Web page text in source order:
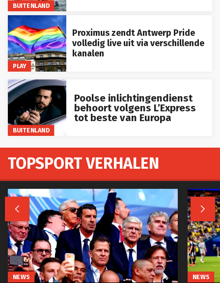
BUITENLAND
PLAY
Proximus zendt Antwerp Pride
volledig live uit via verschillende
kanalen
BUITENLAND
Poolse inlichtingendienst
behoort volgens L’Express
tot beste van Europa
TOPSPORT VERHALEN
 
NEWS NEWS